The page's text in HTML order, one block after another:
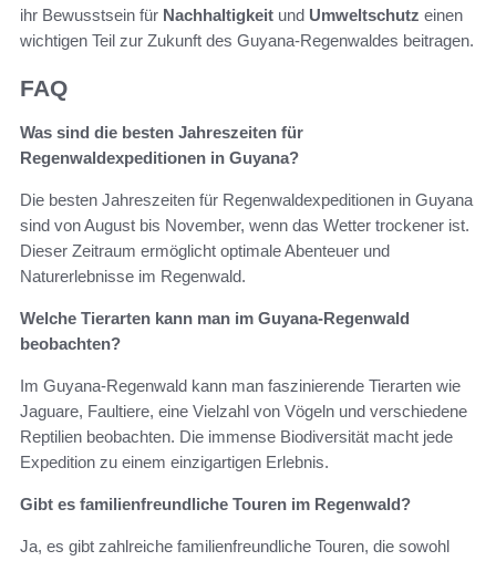
ihr Bewusstsein für Nachhaltigkeit und Umweltschutz einen
wichtigen Teil zur Zukunft des Guyana-Regenwaldes beitragen.
FAQ
Was sind die besten Jahreszeiten für
Regenwaldexpeditionen in Guyana?
Die besten Jahreszeiten für Regenwaldexpeditionen in Guyana
sind von August bis November, wenn das Wetter trockener ist.
Dieser Zeitraum ermöglicht optimale Abenteuer und
Naturerlebnisse im Regenwald.
Welche Tierarten kann man im Guyana-Regenwald
beobachten?
Im Guyana-Regenwald kann man faszinierende Tierarten wie
Jaguare, Faultiere, eine Vielzahl von Vögeln und verschiedene
Reptilien beobachten. Die immense Biodiversität macht jede
Expedition zu einem einzigartigen Erlebnis.
Gibt es familienfreundliche Touren im Regenwald?
Ja, es gibt zahlreiche familienfreundliche Touren, die sowohl